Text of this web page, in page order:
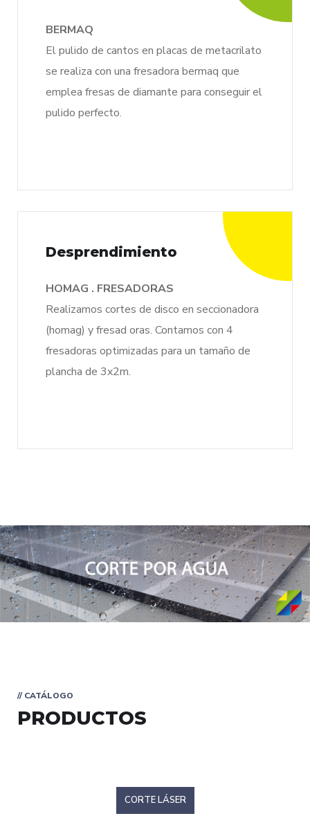
BERMAQ
El pulido de cantos en placas de metacrilato
se realiza con una fresadora bermaq que
emplea fresas de diamante para conseguir el
pulido perfecto.
Desprendimiento
HOMAG . FRESADORAS
Realizamos cortes de disco en seccionadora
(homag) y fresad oras. Contamos con 4
fresadoras optimizadas para un tamaño de
plancha de 3x2m.
// CATÁLOGO
PRODUCTOS
CORTE LÁSER